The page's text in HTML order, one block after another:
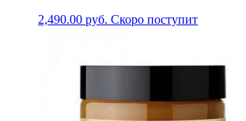
2,490.00 руб. Скоро поступит